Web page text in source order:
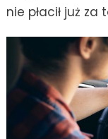
nie płacił już